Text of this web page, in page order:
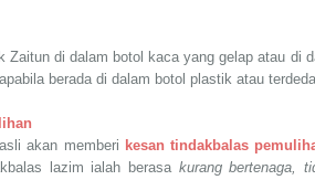
Zaitun di dalam botol kaca yang gelap atau di
berada di dalam botol plastik atau
akan memberi kesan tindakbalas
lazim ialah berasa kurang bertenaga,